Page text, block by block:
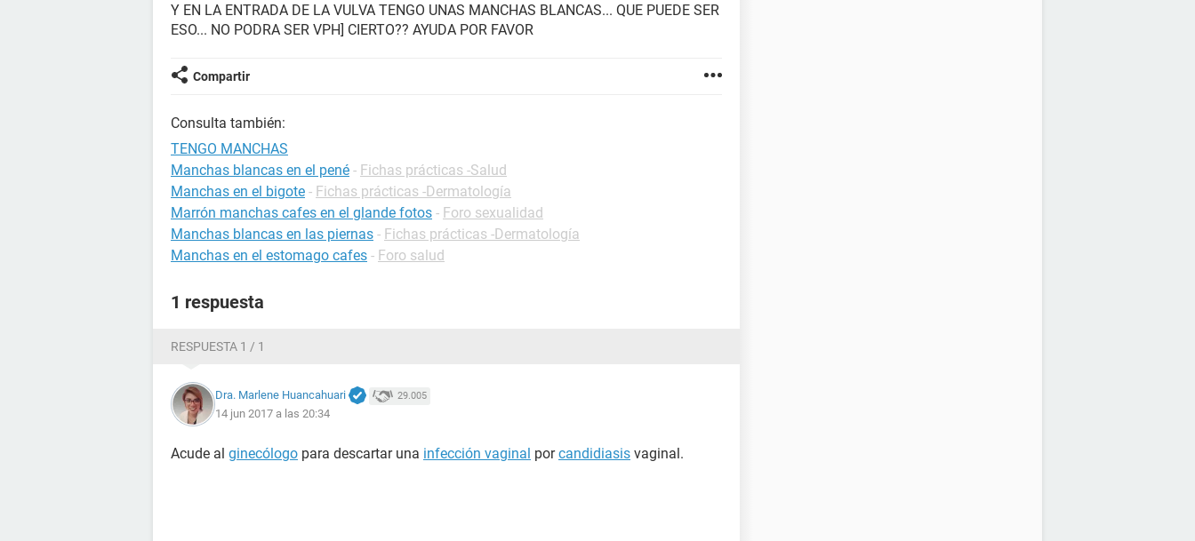
Y EN LA ENTRADA DE LA VULVA TENGO UNAS MANCHAS BLANCAS... QUE PUEDE SER
ESO... NO PODRA SER VPH] CIERTO?? AYUDA POR FAVOR
Compartir
Consulta también:
TENGO MANCHAS
Manchas blancas en el pené - Fichas prácticas -Salud
Manchas en el bigote - Fichas prácticas -Dermatología
Marrón manchas cafes en el glande fotos - Foro sexualidad
Manchas blancas en las piernas - Fichas prácticas -Dermatología
Manchas en el estomago cafes - Foro salud
1 respuesta
RESPUESTA 1 / 1
Dra. Marlene Huancahuari 29.005
14 jun 2017 a las 20:34
Acude al ginecólogo para descartar una infección vaginal porcandidiasis vaginal.